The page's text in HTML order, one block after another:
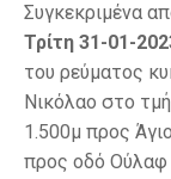
Συγκεκριμένα
Τρίτη 31-01-
του ρεύματος
Νικόλαο στο
1.500μ προς
προς οδό Ούλαφ